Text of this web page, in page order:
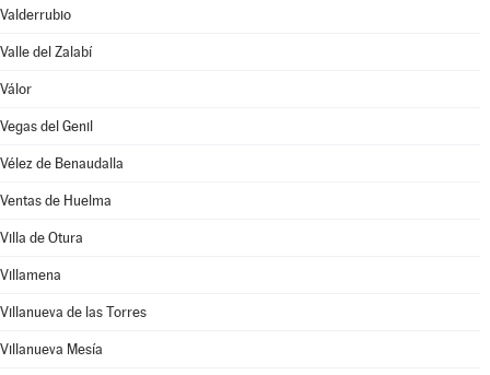
Valderrubio
Valle del Zalabí
Válor
Vegas del Genil
Vélez de Benaudalla
Ventas de Huelma
Villa de Otura
Villamena
Villanueva de las Torres
Villanueva Mesía